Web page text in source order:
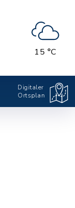
15 °C
Digitaler
Ortsplan